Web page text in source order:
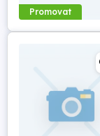
Promovat